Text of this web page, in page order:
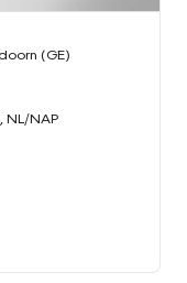
(GE)
NL/NAP